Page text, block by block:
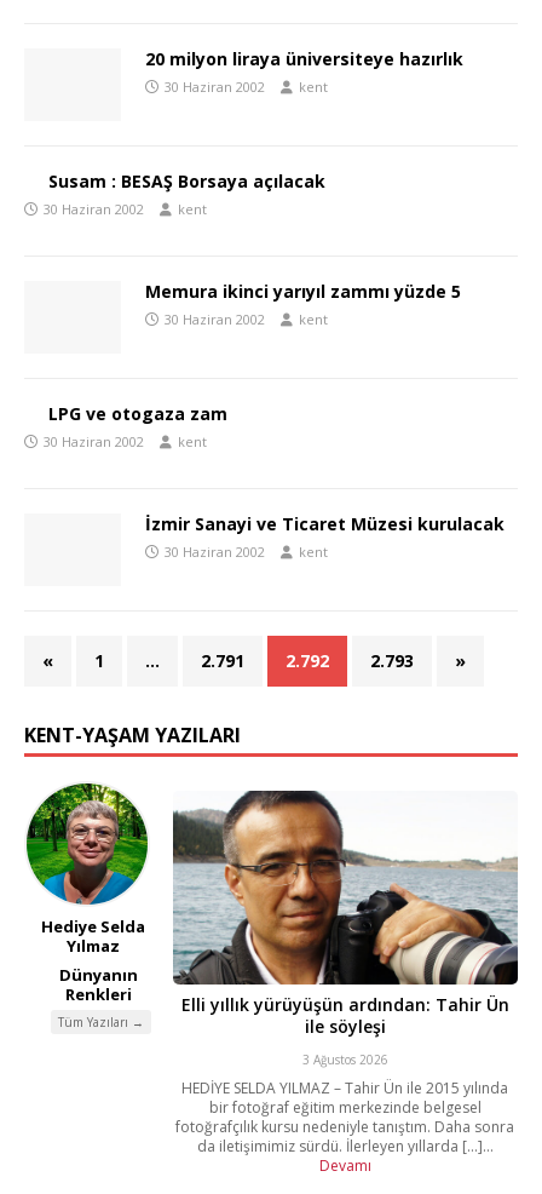
20 milyon liraya üniversiteye hazırlık
30 Haziran 2002 kent
Susam : BESAŞ Borsaya açılacak
30 Haziran 2002 kent
Memura ikinci yarıyıl zammı yüzde 5
30 Haziran 2002 kent
LPG ve otogaza zam
30 Haziran 2002 kent
İzmir Sanayi ve Ticaret Müzesi kurulacak
30 Haziran 2002 kent
« 1 … 2.791 2.792 2.793 »
KENT-YAŞAM YAZILARI
Hediye Selda
Yılmaz
Dünyanın
Renkleri
Tüm Yazıları →
Elli yıllık yürüyüşün ardından: Tahir Ün
ile söyleşi
3 Ağustos 2026
HEDİYE SELDA YILMAZ – Tahir Ün ile 2015 yılında
bir fotoğraf eğitim merkezinde belgesel
fotoğrafçılık kursu nedeniyle tanıştım. Daha sonra
da iletişimimiz sürdü. İlerleyen yıllarda [...]...
Devamı